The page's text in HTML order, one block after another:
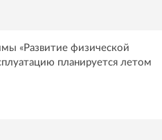
«Развитие физической
планируется летом